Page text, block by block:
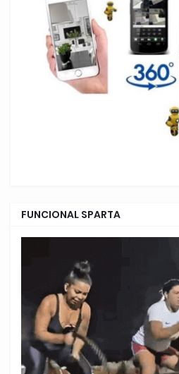
FUNCIONAL SPARTA